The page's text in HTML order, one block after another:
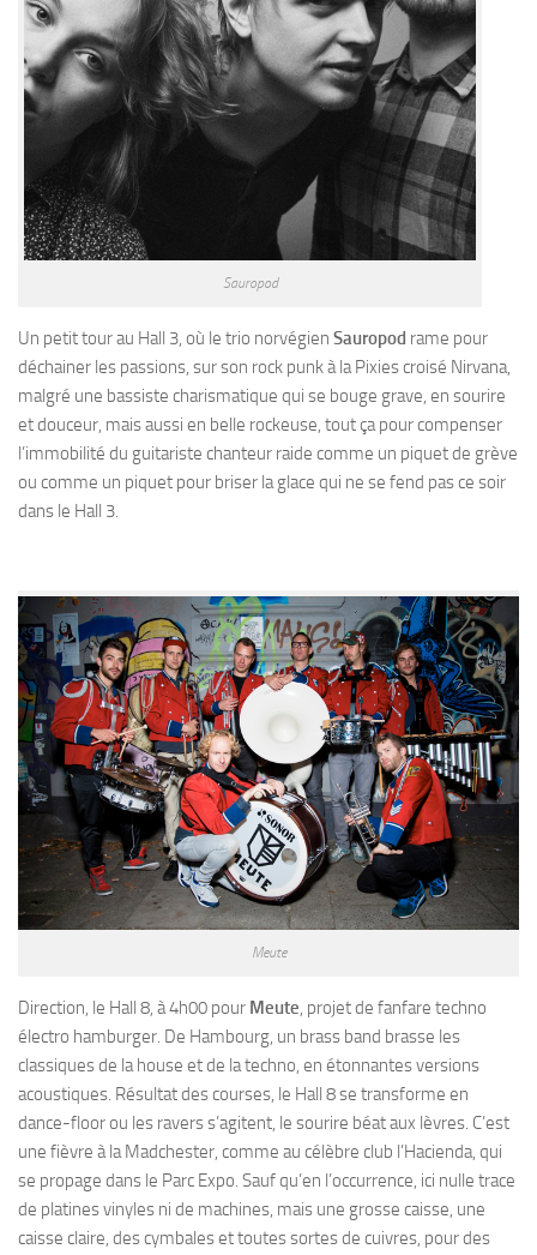
Sauropod
Un petit tour au Hall 3, où le trio norvégien Sauropod rame pour
déchainer les passions, sur son rock punk à la Pixies croisé Nirvana,
malgré une bassiste charismatique qui se bouge grave, en sourire
et douceur, mais aussi en belle rockeuse, tout ça pour compenser
l’immobilité du guitariste chanteur raide comme un piquet de grève
ou comme un piquet pour briser la glace qui ne se fend pas ce soir
dans le Hall 3.
Meute
Direction, le Hall 8, à 4h00 pour Meute, projet de fanfare techno
électro hamburger. De Hambourg, un brass band brasse les
classiques de la house et de la techno, en étonnantes versions
acoustiques. Résultat des courses, le Hall 8 se transforme en
dance-floor ou les ravers s’agitent, le sourire béat aux lèvres. C’est
une fièvre à la Madchester, comme au célèbre club l’Hacienda, qui
se propage dans le Parc Expo. Sauf qu’en l’occurrence, ici nulle trace
de platines vinyles ni de machines, mais une grosse caisse, une
caisse claire, des cymbales et toutes sortes de cuivres, pour des